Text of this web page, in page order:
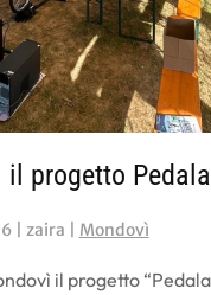
il progetto
| zaira | Mondovì
il progetto